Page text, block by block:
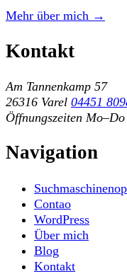
Mehr über mich →
Kontakt
Am Tannenkamp 57
26316 Varel 04451
Öffnungszeiten
Navigation
Contao
WordPress
Über mich
Blog
Kontakt